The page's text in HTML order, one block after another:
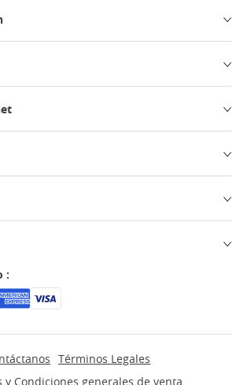
:
Términos Legales
y Condiciones generales de venta